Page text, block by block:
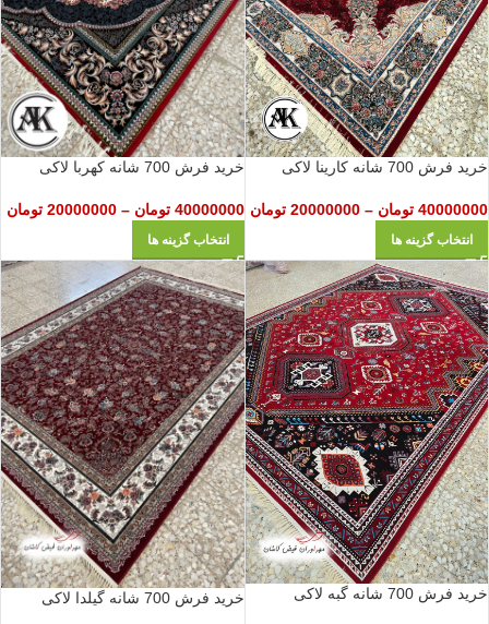
خرید فرش 700 شانه کارینا لاکی
40000000 تومان –
20000000 تومان
انتخاب گزینه ها
خرید فرش 700 شانه کهربا لاکی
40000000 تومان –
20000000 تومان
انتخاب گزینه ها
خرید فرش 700 شانه گبه لاکی خرید فرش 700 شانه گیلدا لاکی